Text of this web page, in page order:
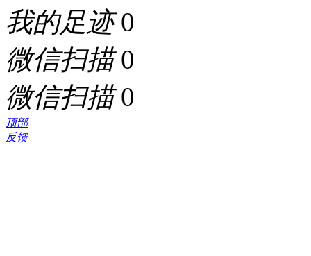
我的足迹 0
微信扫描 0
微信扫描 0
顶部
反馈